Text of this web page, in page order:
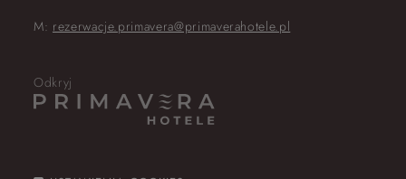
M: rezerwacje.primavera@primaverahotele.pl
Odkryj